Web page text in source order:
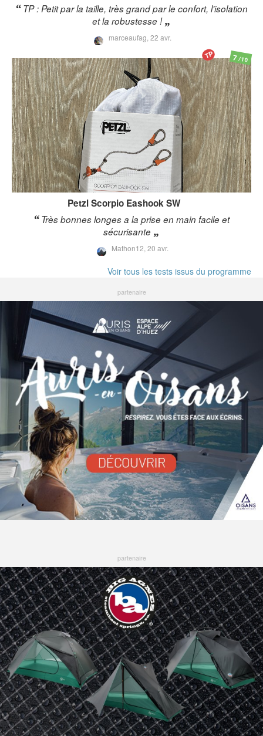
TP : Petit par la taille, très grand par le confort, l'isolation
et la robustesse !
marceaufag, 22 avr.
Petzl Scorpio Eashook SW
Très bonnes longes a la prise en main facile et
sécurisante
Mathon12, 20 avr.
7/10
TP
Voir tous les tests issus du programme